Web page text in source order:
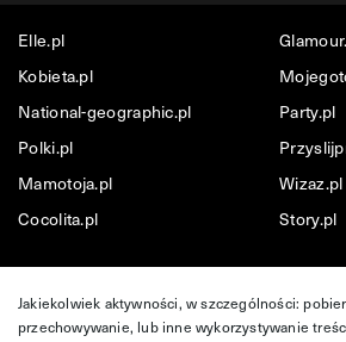
Elle.pl
Kobieta.pl
National-geographic.pl
Party.pl
Polki.pl
Mamotoja.pl
Wizaz.pl
Cocolita.pl
Story.pl
Jakiekolwiek aktywności, w szczególności:
przechowywanie, lub inne wykorzystywanie